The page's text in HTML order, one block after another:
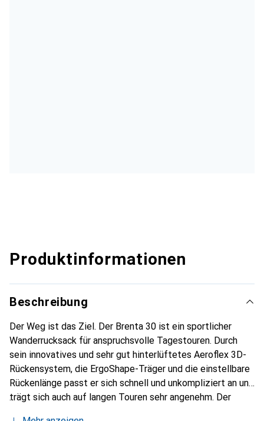
Produktinformationen
Beschreibung
Der Weg ist das Ziel. Der Brenta 30 ist ein sportlicher
Wanderrucksack für anspruchsvolle Tagestouren. Durch
sein innovatives und sehr gut hinterlüftetes Aeroflex 3D-
Rückensystem, die ErgoShape-Träger und die einstellbare
Rückenlänge passt er sich schnell und unkompliziert an und
trägt sich auch auf langen Touren sehr angenehm. Der